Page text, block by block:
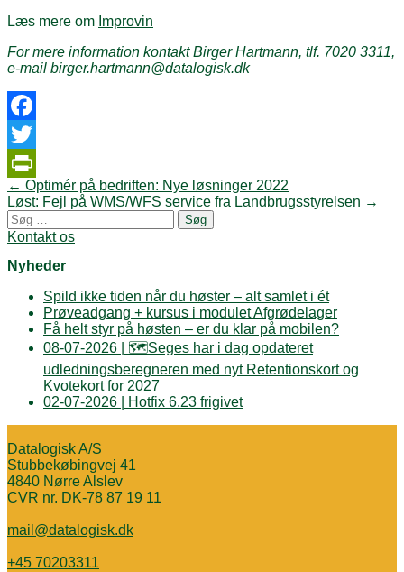
Læs mere om Improvin
For mere information kontakt Birger Hartmann, tlf. 7020 3311,
e-mail birger.hartmann@datalogisk.dk
Facebook
Twitter
PrintFriendly
Post
navigation
← Optimér på bedriften: Nye løsninger 2022
Løst: Fejl på WMS/WFS service fra Landbrugsstyrelsen →
Søg
efter:
Kontakt os
Nyheder
Spild ikke tiden når du høster – alt samlet i ét
Prøveadgang + kursus i modulet Afgrødelager
Få helt styr på høsten – er du klar på mobilen?
08-07-2026 | 🗺️Seges har i dag opdateret
udledningsberegneren med nyt Retentionskort og
Kvotekort for 2027
02-07-2026 | Hotfix 6.23 frigivet
Datalogisk A/S
Stubbekøbingvej 41
4840 Nørre Alslev
CVR nr. DK-78 87 19 11
mail@datalogisk.dk
+45 70203311